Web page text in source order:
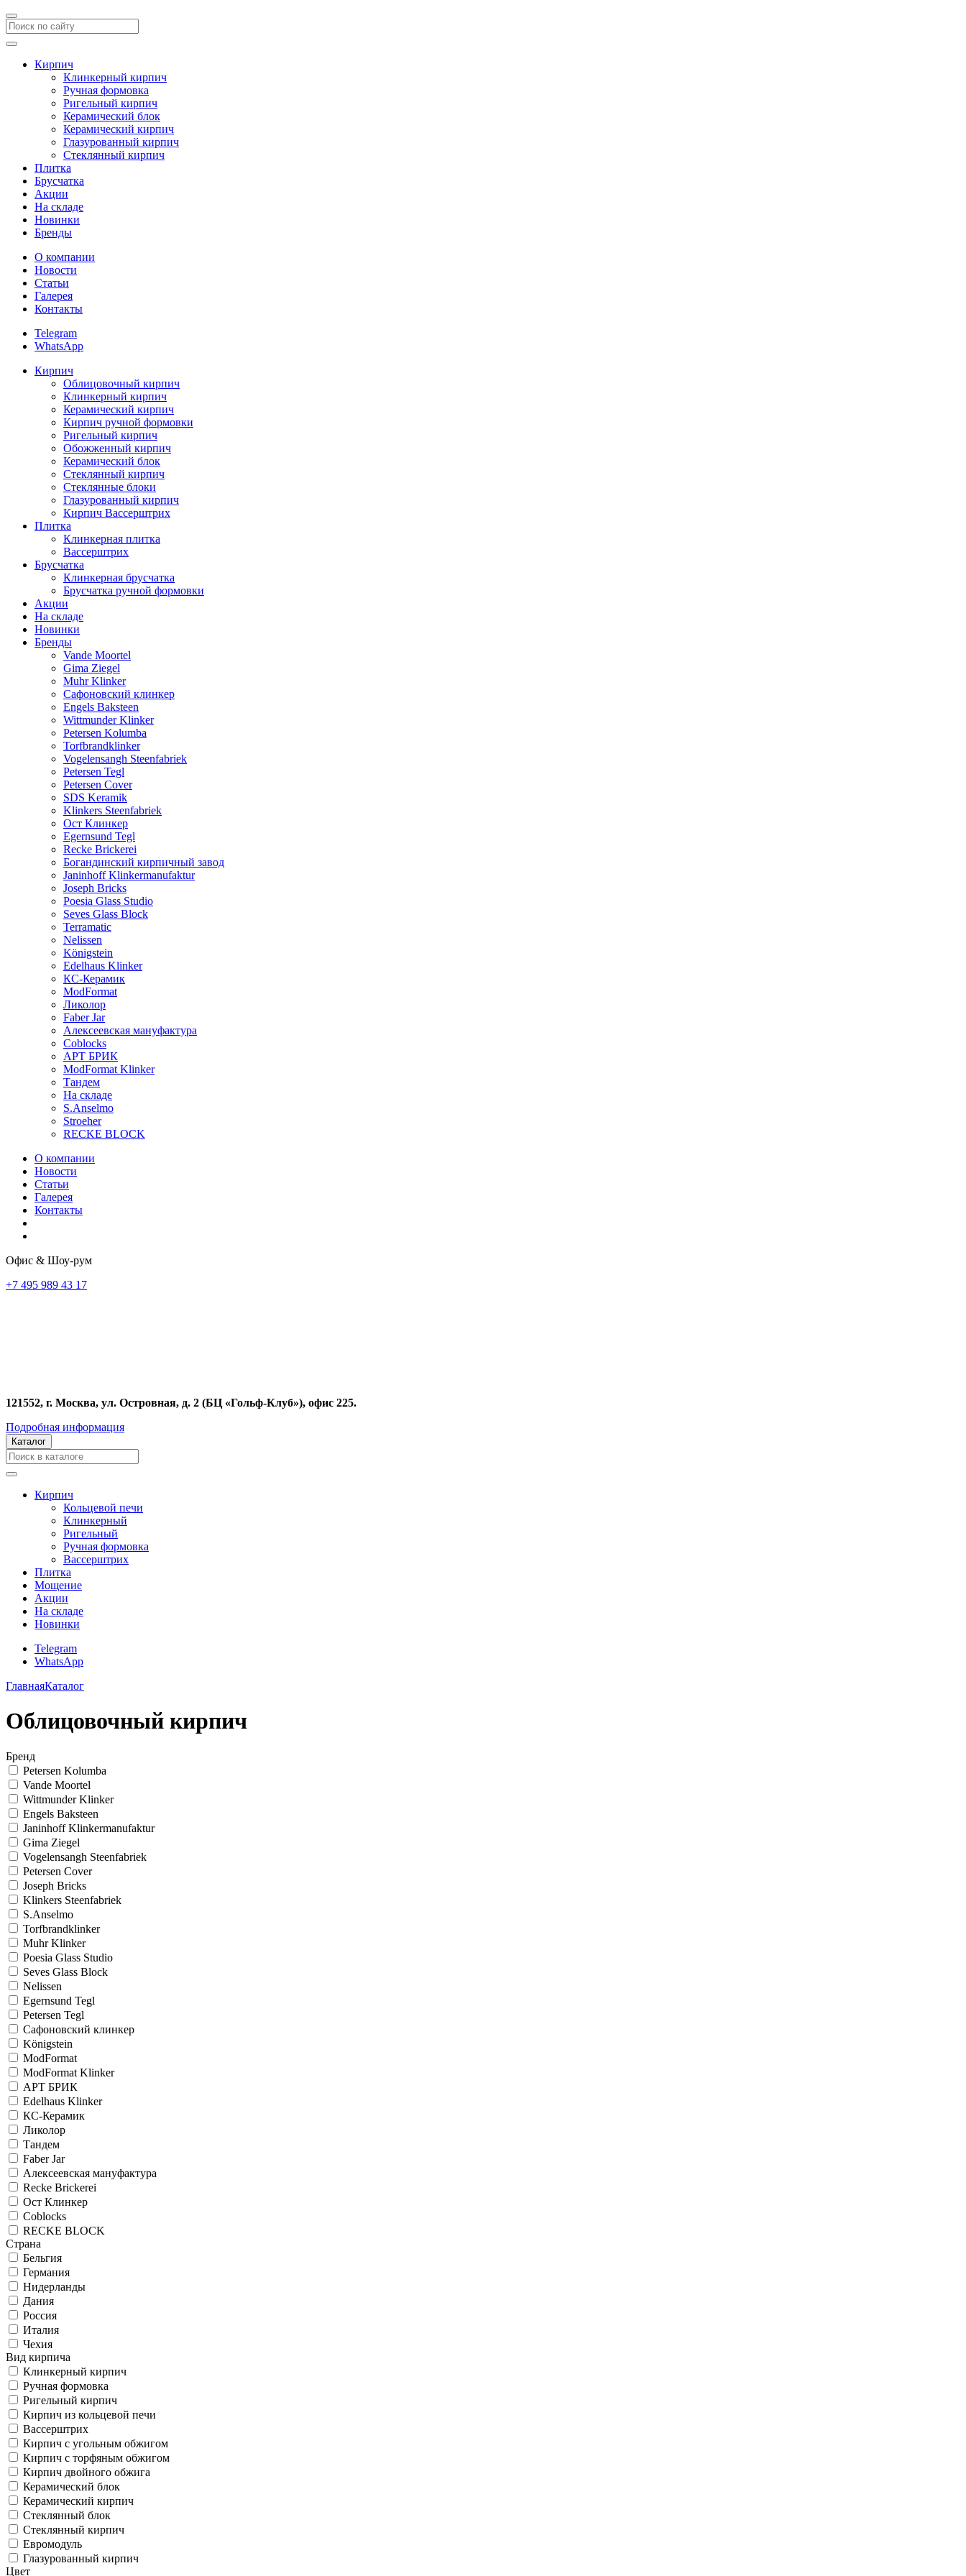
Кирпич
Клинкерный кирпич
Ручная формовка
Ригельный кирпич
Керамический блок
Керамический кирпич
Глазурованный кирпич
Стеклянный кирпич
Плитка
Брусчатка
Акции
На складе
Новинки
Бренды
О компании
Новости
Статьи
Галерея
Контакты
Telegram
WhatsApp
Кирпич
Облицовочный кирпич
Клинкерный кирпич
Керамический кирпич
Кирпич ручной формовки
Ригельный кирпич
Обожженный кирпич
Керамический блок
Стеклянный кирпич
Стеклянные блоки
Глазурованный кирпич
Кирпич Вассерштрих
Плитка
Клинкерная плитка
Вассерштрих
Брусчатка
Клинкерная брусчатка
Брусчатка ручной формовки
Акции
На складе
Новинки
Бренды
Vande Moortel
Gima Ziegel
Muhr Klinker
Сафоновский клинкер
Engels Baksteen
Wittmunder Klinker
Petersen Kolumba
Torfbrandklinker
Vogelensangh Steenfabriek
Petersen Tegl
Petersen Cover
SDS Keramik
Klinkers Steenfabriek
Ост Клинкер
Egernsund Tegl
Recke Brickerei
Богандинский кирпичный завод
Janinhoff Klinkermanufaktur
Joseph Bricks
Poesia Glass Studio
Seves Glass Block
Terramatic
Nelissen
Königstein
Edelhaus Klinker
КС-Керамик
ModFormat
Ликолор
Faber Jar
Алексеевская мануфактура
Coblocks
АРТ БРИК
ModFormat Klinker
Тандем
На складе
S.Anselmo
Stroeher
RECKE BLOCK
О компании
Новости
Статьи
Галерея
Контакты
Офис & Шоу-рум
+7 495 989 43 17
121552, г. Москва, ул. Островная, д. 2 (БЦ «Гольф-Клуб»), офис 225.
Подробная информация
Каталог
Кирпич
Кольцевой печи
Клинкерный
Ригельный
Ручная формовка
Вассерштрих
Плитка
Мощение
Акции
На складе
Новинки
Telegram
WhatsApp
ГлавнаяКаталог
Облицовочный кирпич
Бренд
Petersen Kolumba
Vande Moortel
Wittmunder Klinker
Engels Baksteen
Janinhoff Klinkermanufaktur
Gima Ziegel
Vogelensangh Steenfabriek
Petersen Cover
Joseph Bricks
Klinkers Steenfabriek
S.Anselmo
Torfbrandklinker
Muhr Klinker
Poesia Glass Studio
Seves Glass Block
Nelissen
Egernsund Tegl
Petersen Tegl
Сафоновский клинкер
Königstein
ModFormat
ModFormat Klinker
АРТ БРИК
Edelhaus Klinker
КС-Керамик
Ликолор
Тандем
Faber Jar
Алексеевская мануфактура
Recke Brickerei
Ост Клинкер
Coblocks
RECKE BLOCK
Страна
Бельгия
Германия
Нидерланды
Дания
Россия
Италия
Чехия
Вид кирпича
Клинкерный кирпич
Ручная формовка
Ригельный кирпич
Кирпич из кольцевой печи
Вассерштрих
Кирпич с угольным обжигом
Кирпич с торфяным обжигом
Кирпич двойного обжига
Керамический блок
Керамический кирпич
Стеклянный блок
Стеклянный кирпич
Евромодуль
Глазурованный кирпич
Цвет